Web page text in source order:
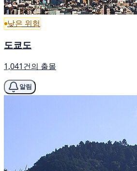
낮은 위험
도쿄도
1,041건의 출몰
알림